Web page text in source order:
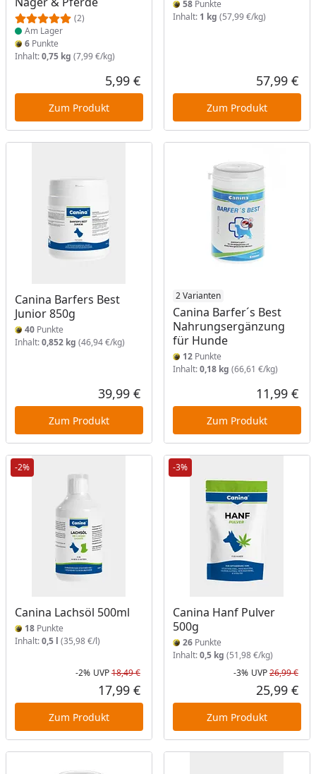
(2)
Am Lager
6 Punkte
Inhalt:0,75 kg (7,99 €/kg)
Aktueller Preis
5,99 €
Zum Produkt
58Punkte
Inhalt: 1 kg (57,99 €/kg)
57,99 €
Zum Produkt
Canina Barfers Best
Junior 850g
40 Punkte
Inhalt:0,852 kg (46,94 €/kg)
Aktueller Preis
39,99 €
Zum Produkt
2 Varianten
Canina Barfer´s Best
Nahrungsergänzung
für Hunde
12Punkte
Inhalt:0,18 kg (66,61 €/kg)
11,99 €
Zum Produkt
-2%
Canina Lachsöl 500ml
18 Punkte
Inhalt:0,5 l (35,98 €/l)
Rabatt in Prozent
-2%
Ursprünglicher Preis
UVP18,49 €
Aktueller Preis
17,99 €
Zum Produkt
-3%
Canina Hanf Pulver
500g
26Punkte
Inhalt:0,5 kg (51,98 €/kg)
-3% UVP26,99 €
25,99 €
Zum Produkt